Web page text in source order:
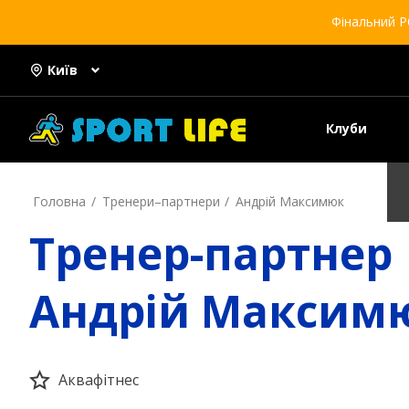
Фінальний
Київ
Клуби
Головна Тренери–партнери Андрій Максимюк
Тренер-партнер
Андрій
Аквафітнес